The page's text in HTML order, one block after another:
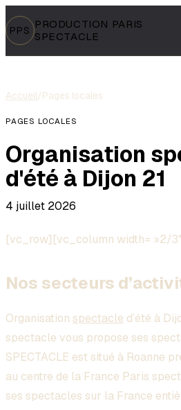
PPS PRODUCTION PARIS
SPECTACLE
Accueil/Pages locales
PAGES LOCALES
Organisation
d'été à Dijon 21
4 juillet 2026
[vc_row][vc_column width= »2/
Nos secteurs
Organisation spectacle d’été à
spectacle vous propose ses
SPECTACLE est situé à Roanne
au centre de la France Paris
ses spectacles sur la France